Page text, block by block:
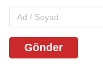
Gönder